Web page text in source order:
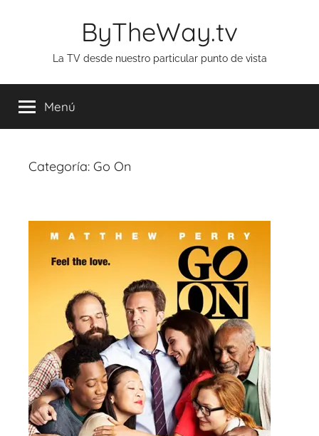
ByTheWay.tv
La TV desde nuestro particular punto de vista
Menú
Categoría: Go On